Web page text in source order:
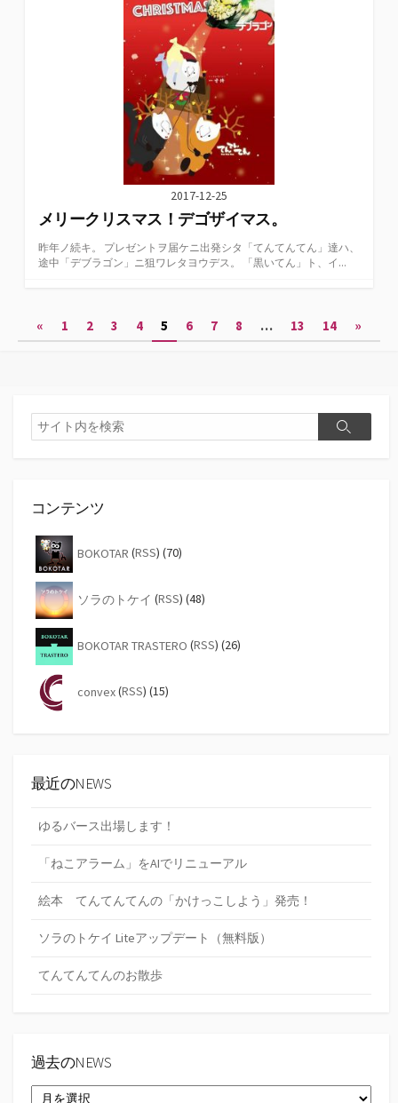
2017-12-25
メリークリスマス！デゴザイマス。
昨年ノ続キ。 プレゼントヲ届ケニ出発シタ「てんてんてん」達ハ、
途中「デブラゴン」ニ狙ワレタヨウデス。 「黒いてん」ト、イ...
ペ
ー
送
り
« 1 2 3 4 5 6 7 8 … 13 14 »
検
索
検
コンテンツ
BOKOTAR (RSS) (70)
ソラのトケイ (RSS) (48)
BOKOTAR TRASTERO (RSS) (26)
convex(RSS) (15)
最近のNEWS
ゆるバース出場します！
「ねこアラーム」をAIでリニューアル
絵本 てんてんてんの「かけっこしよう」発売！
ソラのトケイ Liteアップデート（無料版）
てんてんてんのお散歩
過去のNEWS